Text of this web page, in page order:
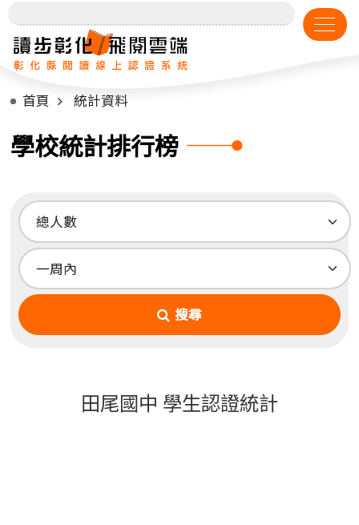
首頁 統計資料
學校統計排行榜
搜尋
田尾國中 學生認證統計